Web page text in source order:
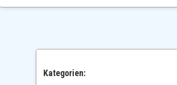
Kategorien: